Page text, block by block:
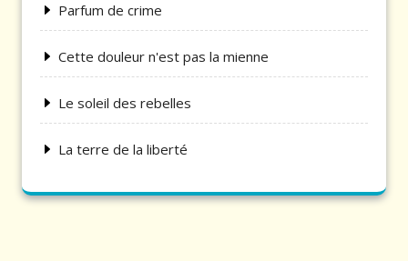
Parfum de crime
Cette douleur n'est pas la mienne
Le soleil des rebelles
La terre de la liberté